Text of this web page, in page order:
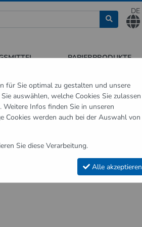
DE
PAPIERPRODUKTE
für Sie optimal zu gestalten und unsere
auswählen, welche Cookies Sie zulassen
Infos finden Sie in unseren
Cookies werden auch bei der Auswahl von
Sie diese Verarbeitung.
Alle akzeptieren